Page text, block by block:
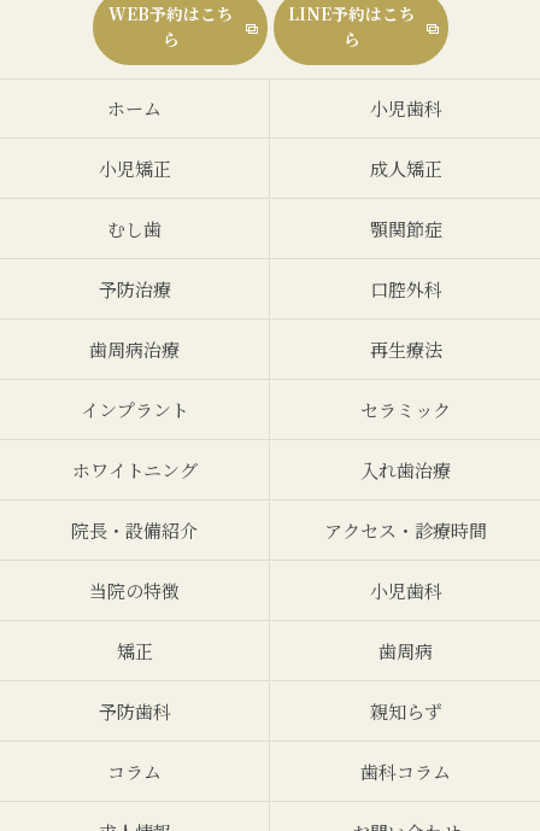
WEB予約はこち
ら
LINE予約はこち
ら
ホーム 小児歯科
小児矯正 成人矯正
むし歯 顎関節症
予防治療 口腔外科
歯周病治療 再生療法
インプラント セラミック
ホワイトニング 入れ歯治療
院長・設備紹介 アクセス・診療時間
当院の特徴 小児歯科
矯正 歯周病
予防歯科 親知らず
コラム 歯科コラム